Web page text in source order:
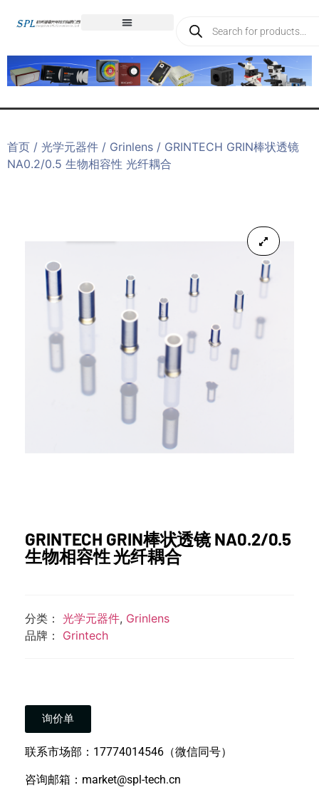
首页 / 光学元器件 / Grinlens / GRINTECH GRIN棒状透镜
NA0.2/0.5 生物相容性 光纤耦合
GRINTECH GRIN棒状透镜 NA0.2/0.5
生物相容性 光纤耦合
分类： 光学元器件, Grinlens
品牌： Grintech
询价单
联系市场部：17774014546（微信同号）
咨询邮箱：market@spl-tech.cn